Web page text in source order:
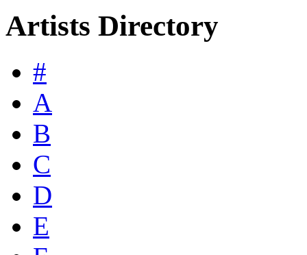
Artists Directory
#
A
B
C
D
E